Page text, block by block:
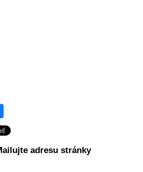
adresu stránky